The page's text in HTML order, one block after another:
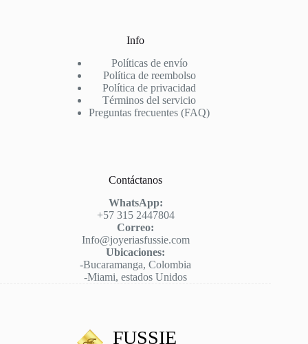
Info
Políticas de envío
Política de reembolso
Política de privacidad
Términos del servicio
Preguntas frecuentes (FAQ)
Contáctanos
WhatsApp:
+57 315 2447804
Correo:
Info@joyeriasfussie.com
Ubicaciones:
-Bucaramanga, Colombia
-Miami, estados Unidos